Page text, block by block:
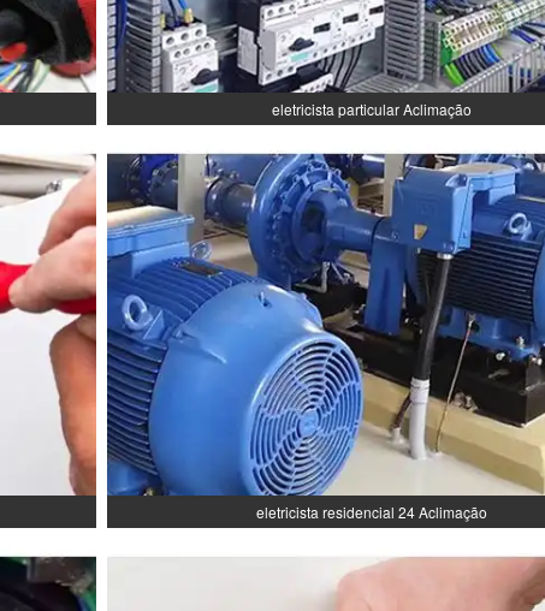
eletricista particular Aclimação
eletricista residencial 24 Aclimação